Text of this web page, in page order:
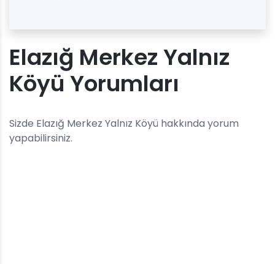
Elazığ Merkez Yalnız
Köyü Yorumları
Sizde Elazığ Merkez Yalnız Köyü hakkında yorum
yapabilirsiniz.